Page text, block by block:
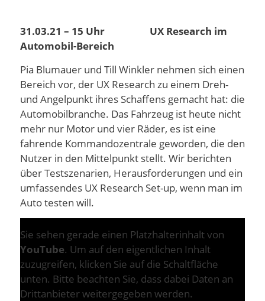
31.03.21 – 15 Uhr
UX Research im
Automobil-Bereich
Pia Blumauer und Till Winkler nehmen sich einen
Bereich vor, der UX Research zu einem Dreh-
und Angelpunkt ihres Schaffens gemacht hat: die
Automobilbranche. Das Fahrzeug ist heute nicht
mehr nur Motor und vier Räder, es ist eine
fahrende Kommandozentrale geworden, die den
Nutzer in den Mittelpunkt stellt. Wir berichten
über Testszenarien, Herausforderungen und ein
umfassendes UX Research Set-up, wenn man im
Auto testen will.
Sie sehen gerade einen Platzhalterinhalt von
YouTube. Um auf den eigentlichen Inhalt
zuzugreifen, klicken Sie auf die Schaltfläche
unten. Bitte beachten Sie, dass dabei Daten an
Drittanbieter weitergegeben werden.